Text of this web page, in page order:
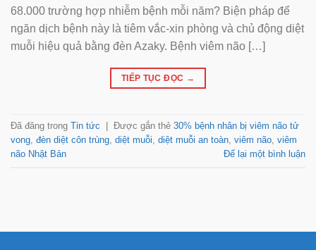
68.000 trường hợp nhiễm bệnh mỗi năm? Biện pháp để
ngăn dịch bệnh này là tiêm vắc-xin phòng và chủ động diệt
muỗi hiệu quả bằng đèn Azaky. Bệnh viêm não […]
TIẾP TỤC ĐỌC →
Đã đăng trong Tin tức Được gắn thẻ 30% bệnh nhân bị viêm não tử
vong, đèn diệt côn trùng, diệt muỗi, diệt muỗi an toàn, viêm não, viêm
não Nhật Bản
Để lại một bình luận